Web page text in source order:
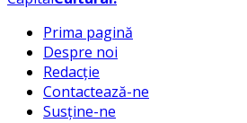
Prima pagină
Despre noi
Redacție
Contactează-ne
Susține-ne